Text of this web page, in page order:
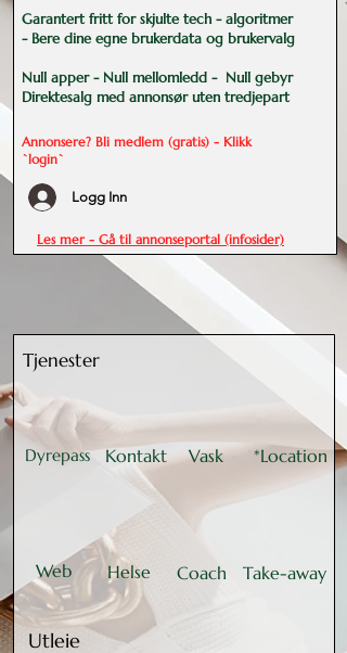
Annonsere? Bli medlem (gratis) - Klikk
`login`
Logg Inn
Garantert fritt for skjulte tech - algoritmer
- Bere dine egnebrukerdata og brukervalg
Les mer - Gå til annonseportal (infosider)
Null apper - Null mellomledd - Null gebyr
Direktesalg med annonsør uten tredjepart
Tjenester
Utleie
Dyrepass Kontakt Vask *Location
Web Helse Take-away
Coach